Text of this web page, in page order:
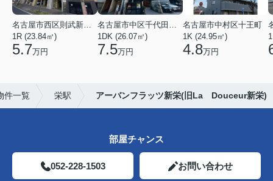
名古屋市西区則武新町３丁目
1R (23.84㎡)
5.7万円
名古屋市中区千代田４丁目
1DK (26.07㎡)
7.5万円
名古屋市中村区十王町
1K (24.95㎡)
4.8万円
件一覧 栄駅 アーバンフラッツ新栄(旧La Douceur新栄)
部屋チャンス
052-228-1503 お問い合わせ